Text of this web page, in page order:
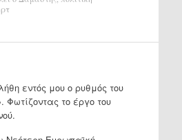
εντός μου ο ρυθμός του
Φωτίζοντας το έργο του